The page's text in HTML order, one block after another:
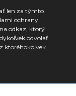
len za týmto
ochrany
odkaz, ktorý
odvolať
ktoréhokoľvek